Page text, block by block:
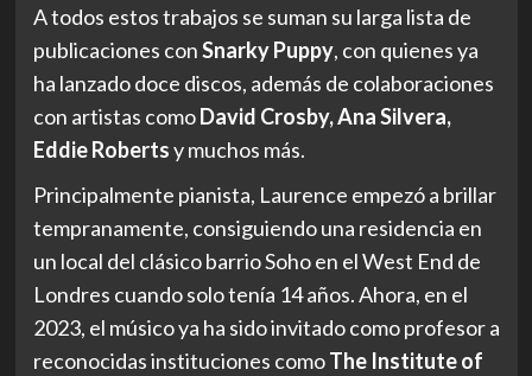
A todos estos trabajos se suman su larga lista de
publicaciones conSnarky Puppy, con quienes ya
ha lanzado doce discos, además de colaboraciones
con artistas comoDavid Crosby, Ana Silvera,
Eddie Robertsy muchos más.
Principalmente pianista, Laurence empezó a brillar
tempranamente, consiguiendo una residencia en
un local del clásico barrio Soho en el West End de
Londres cuando solo tenía 14 años. Ahora, en el
2023, el músico ya ha sido invitado como profesor a
reconocidas instituciones comoThe Institute of